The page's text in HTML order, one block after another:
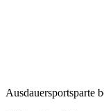
Ausdauersportsparte